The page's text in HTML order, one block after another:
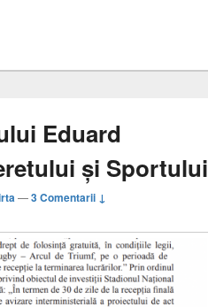
Eduard
și Sportului
—3 Comentarii ↓